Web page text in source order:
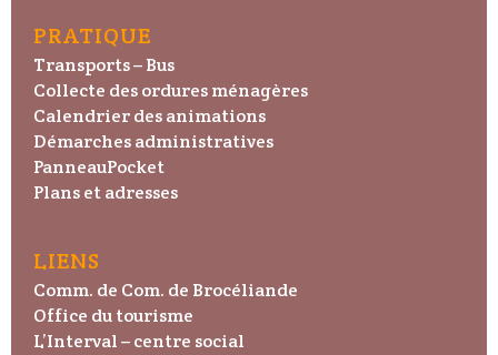
PRATIQUE
Transports – Bus
Collecte des ordures ménagères
Calendrier des animations
Démarches administratives
PanneauPocket
Plans et adresses
LIENS
Comm. de Com. de Brocéliande
Office du tourisme
L’Interval – centre social